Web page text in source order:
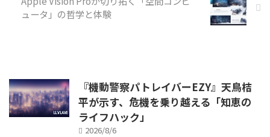
ュータ」の哲学と体験
『機動警察パトレイバーEZY』天鳥桔
平が示す、危機を乗り越える「知恵の
ライフハック」
2026/8/6